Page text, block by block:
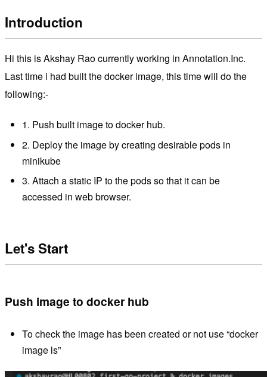
Introduction
Hi this is Akshay Rao currently working in Annotation.Inc.
Last time i had built the docker image, this time will do the
following:-
1. Push built image to docker hub.
2. Deploy the image by creating desirable pods in
minikube
3. Attach a static IP to the pods so that it can be
accessed in web browser.
Let's Start
Push image to docker hub
To check the image has been created or not use “docker
image ls”